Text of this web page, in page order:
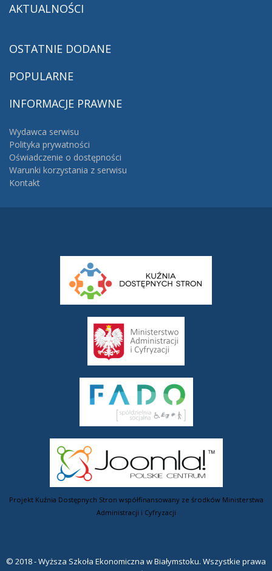
AKTUALNOŚCI
OSTATNIE DODANE
POPULARNE
INFORMACJE PRAWNE
Wydawca serwisu
Polityka prywatności
Oświadczenie o dostępności
Warunki korzystania z serwisu
Kontakt
Projekt Kuźnia Dostępnych Stron współfinansowany ze środków Ministerstwa
Administracji i Cyfryzacji
© 2018 - Wyższa Szkoła Ekonomiczna w Białymstoku. Wszystkie prawa